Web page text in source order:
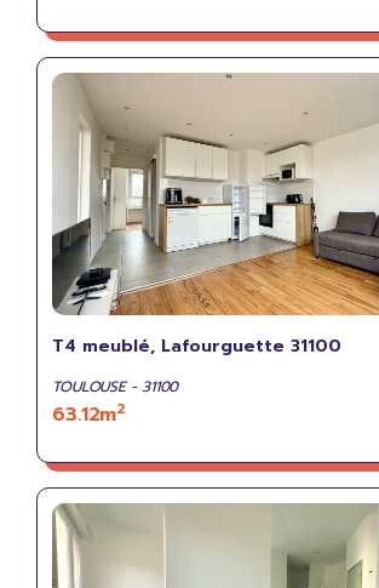
T4 meublé, Lafourguette 31100
TOULOUSE - 31100
63.12m2